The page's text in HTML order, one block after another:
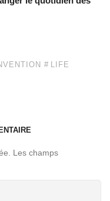
LIFE
Les champs